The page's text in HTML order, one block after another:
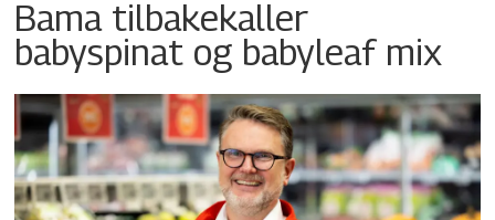
Bama tilbakekaller
babyspinat og babyleaf mix